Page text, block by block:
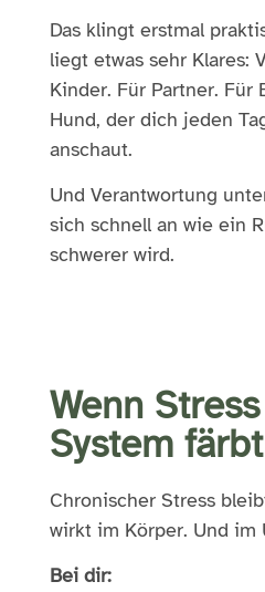
Das klingt erstmal
liegt etwas sehr Klares:
Kinder. Für Partner. Für
Hund, der dich jeden
anschaut.
Und Verantwortung
sich schnell an wie ein
schwerer wird.
Wenn
System färbt
Chronischer Stress
wirkt im Körper. Und im
Bei dir: